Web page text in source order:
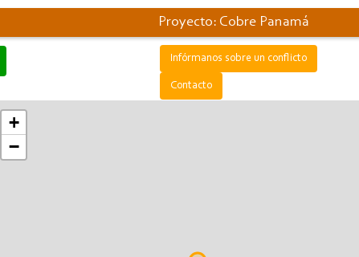
Proyecto: Cobre Panamá
Infórmanos sobre un conflicto
Contacto
+
−